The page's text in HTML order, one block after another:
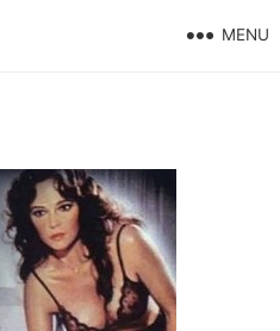
MENU